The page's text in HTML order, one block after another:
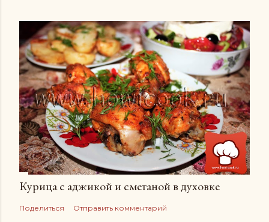
Курица с аджикой и сметаной в духовке
Поделиться Отправить комментарий